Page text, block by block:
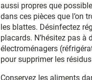
aussi propres que
dans ces pièces que l’on
les blattes. Désinfectez
placards. N’hésitez pas à
électroménagers
pour supprimer les
Conservez les aliments